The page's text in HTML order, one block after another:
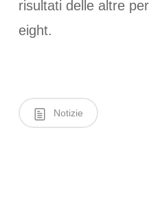
risultati delle altre
eight.
Notizie